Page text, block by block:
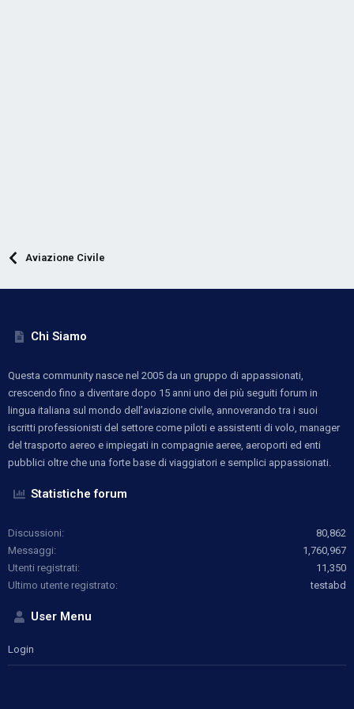
Aviazione Civile
Chi Siamo
Questa community nasce nel 2005 da un gruppo di appassionati,
crescendo fino a diventare dopo 15 anni uno dei più seguiti forum in
lingua italiana sul mondo dell’aviazione civile, annoverando tra i suoi
iscritti professionisti del settore come piloti e assistenti di volo, manager
del trasporto aereo e impiegati in compagnie aeree, aeroporti ed enti
pubblici oltre che una forte base di viaggiatori e semplici appassionati.
Statistiche forum
Discussioni
80,862
Messaggi
1,760,967
Utenti registrati
11,350
Ultimo utente registrato
testabd
User Menu
Login